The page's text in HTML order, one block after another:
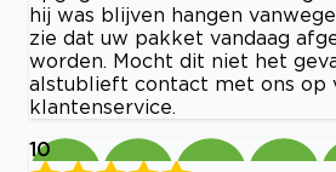
hij was blijven hangen
zie dat uw pakket vandaag
worden. Mocht dit niet het
alstublieft contact met ons op
klantenservice.
10